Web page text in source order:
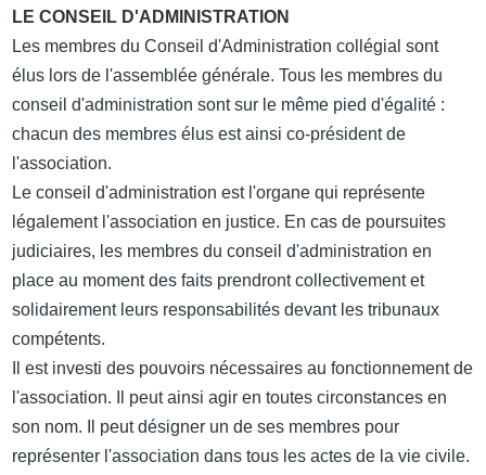
LE CONSEIL D'ADMINISTRATION
Les membres du Conseil d'Administration collégial sont
élus lors de l'assemblée générale. Tous les membres du
conseil d'administration sont sur le même pied d'égalité :
chacun des membres élus est ainsi co-président de
l'association.
Le conseil d'administration est l'organe qui représente
légalement l'association en justice. En cas de poursuites
judiciaires, les membres du conseil d'administration en
place au moment des faits prendront collectivement et
solidairement leurs responsabilités devant les tribunaux
compétents.
Il est investi des pouvoirs nécessaires au fonctionnement de
l'association. Il peut ainsi agir en toutes circonstances en
son nom. Il peut désigner un de ses membres pour
représenter l'association dans tous les actes de la vie civile.